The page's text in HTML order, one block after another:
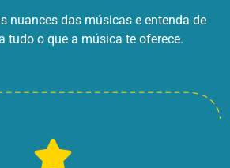
nuances das músicas e entenda de
tudo o que a música te oferece.